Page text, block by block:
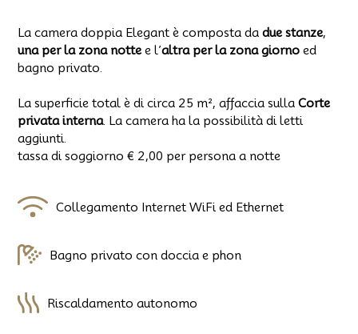
La camera doppia Elegant è composta dadue stanze,
una per la zona notte e l’altra per la zona giorno ed
bagno privato.
La superficie total è di circa 25 m², affaccia sullaCorte
privata interna. La camera ha la possibilità di letti
aggiunti.
tassa di soggiorno € 2,00 per persona a notte
Collegamento Internet WiFi ed Ethernet
Bagno privato con doccia e phon
Riscaldamento autonomo